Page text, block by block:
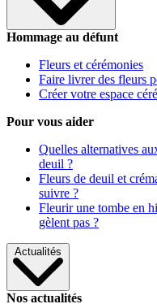
Hommage au défunt
Fleurs et cérémonies
Faire livrer des fleurs
Créer votre espace
Pour vous aider
Quelles alternatives
deuil ?
Fleurs de deuil et
suivre ?
Fleurir une tombe en
gèlent pas ?
Actualités
Nos actualités